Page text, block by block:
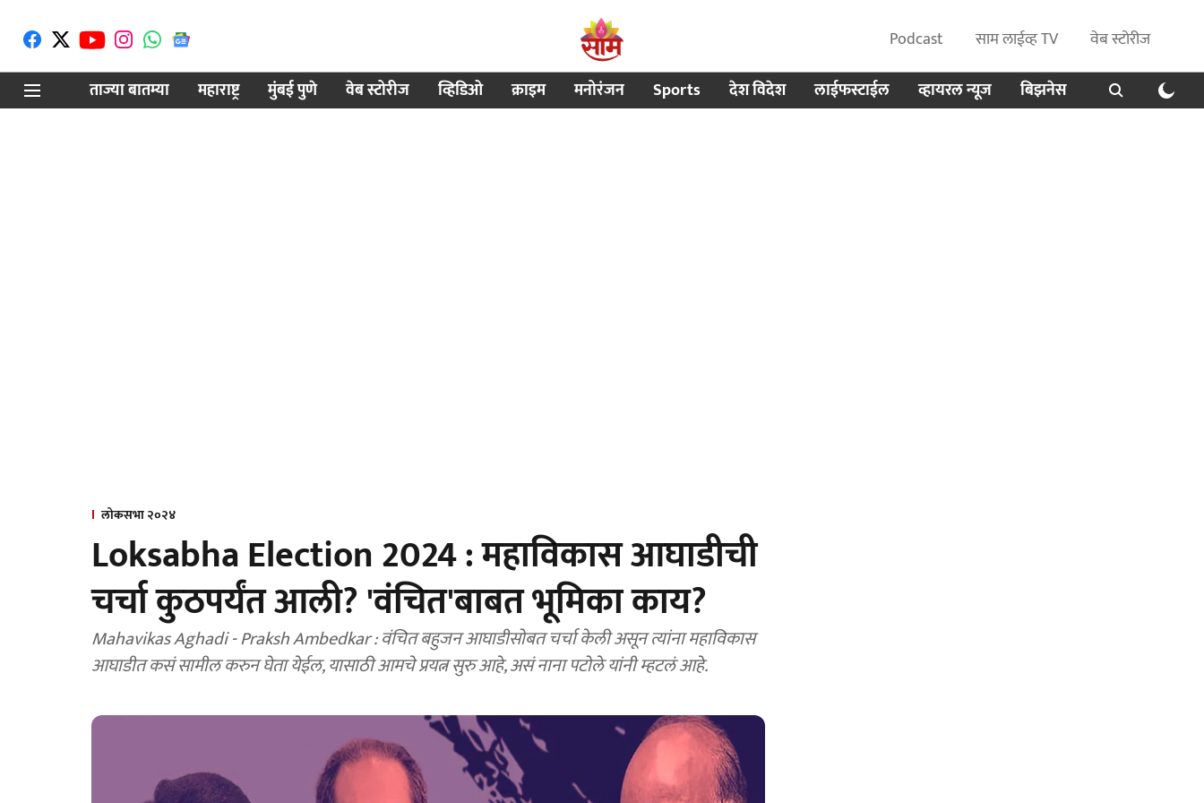
Podcast साम लाईव्ह TV
वेब स्टोरीज
ताज्या बातम्या
महाराष्ट्र मुंबई पुणे वेब स्टोरीज व्हिडिओ क्राइम मनोरंजन Sports देश विदेश लाईफस्टाईल व्हायरल न्यूज बिझनेस
लोकसभा २०२४
Loksabha Election 2024 : महाविकास आघाडीची
चर्चा कुठपर्यंत आली? 'वंचित'बाबत भूमिका काय?
Mahavikas Aghadi - Praksh Ambedkar : वंचित बहुजन आघाडीसोबत चर्चा केली असून त्यांना महाविकास
आघाडीत कसं सामील करुन घेता येईल, यासाठी आमचे प्रयत्न सुरु आहे, असं नाना पटोले यांनी म्हटलं आहे.